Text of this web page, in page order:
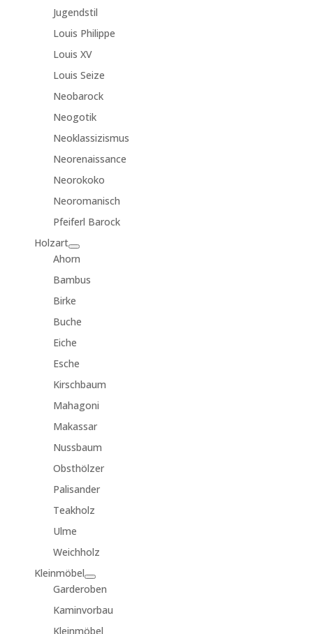
Jugendstil
Louis Philippe
Louis XV
Louis Seize
Neobarock
Neogotik
Neoklassizismus
Neorenaissance
Neorokoko
Neoromanisch
Pfeiferl Barock
Holzart
Ahorn
Bambus
Birke
Buche
Eiche
Esche
Kirschbaum
Mahagoni
Makassar
Nussbaum
Obsthölzer
Palisander
Teakholz
Ulme
Weichholz
Kleinmöbel
Garderoben
Kaminvorbau
Kleinmöbel